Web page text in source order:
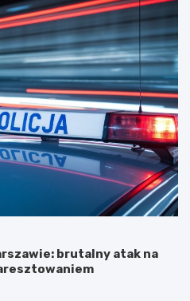
brutalny atak na